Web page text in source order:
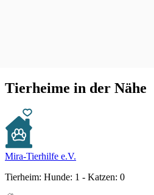
Tierheime in der Nähe
Mira-Tierhilfe e.V.
Tierheim: Hunde: 1 - Katzen: 0